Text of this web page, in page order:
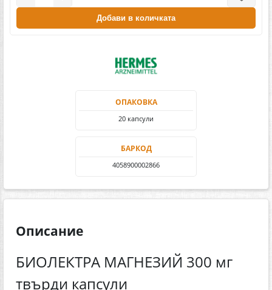
Добави в количката
ОПАКОВКА
20 капсули
БАРКОД
4058900002866
Описание
БИОЛЕКТРА МАГНЕЗИЙ 300 мг
твърди капсули